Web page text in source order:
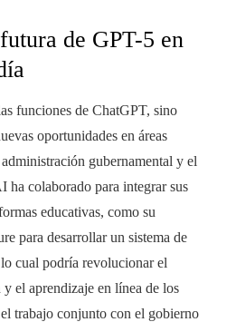
de GPT-5 en
funciones de ChatGPT, sino
oportunidades en áreas
gubernamental y el
ha colaborado para integrar sus
educativas, como su
para desarrollar un sistema de
cual podría revolucionar el
el aprendizaje en línea de los
trabajo conjunto con el gobierno